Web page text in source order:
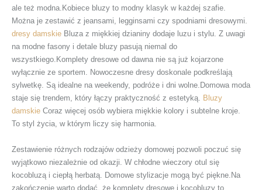
ale też modna.Kobiece bluzy to modny klasyk w każdej szafie.
Można je zestawić z jeansami, legginsami czy spodniami dresowymi.
dresy damskie Bluza z miękkiej dzianiny dodaje luzu i stylu. Z uwagi
na modne fasony i detale bluzy pasują niemal do
wszystkiego.Komplety dresowe od dawna nie są już kojarzone
wyłącznie ze sportem. Nowoczesne dresy doskonale podkreślają
sylwetkę. Są idealne na weekendy, podróże i dni wolne.Domowa moda
staje się trendem, który łączy praktyczność z estetyką. Bluzy
damskie Coraz więcej osób wybiera miękkie kolory i subtelne kroje.
To styl życia, w którym liczy się harmonia.
Zestawienie różnych rodzajów odzieży domowej pozwoli poczuć się
wyjątkowo niezależnie od okazji. W chłodne wieczory otul się
kocobluzą i ciepłą herbatą. Domowe stylizacje mogą być piękne.Na
zakończenie warto dodać, że komplety dresowe i kocobluzy to